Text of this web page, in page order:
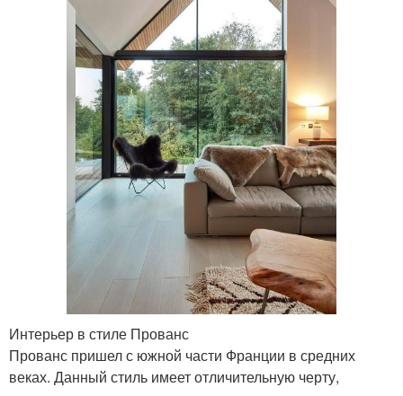
Интерьер в стиле Прованс
Прованс пришел с южной части Франции в средних
веках. Данный стиль имеет отличительную черту,